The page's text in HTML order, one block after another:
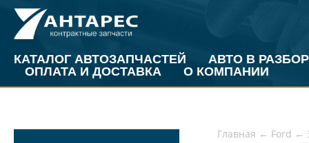
КАТАЛОГ АВТОЗАПЧАСТЕЙ
АВТО В РАЗБОР
ОПЛАТА И ДОСТАВКА
О КОМПАНИИ
Главная ← Ford ←